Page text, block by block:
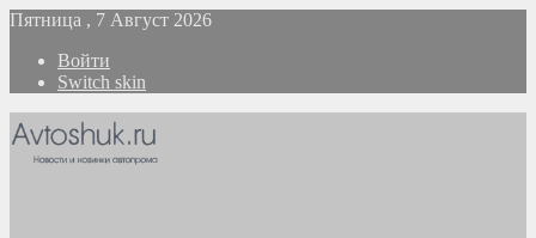
Пятница , 7 Август 2026
Войти
Switch skin